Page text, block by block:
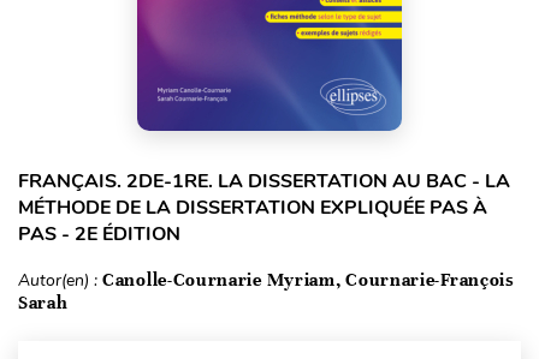
FRANÇAIS. 2DE-1RE. LA DISSERTATION AU BAC - LA
MÉTHODE DE LA DISSERTATION EXPLIQUÉE PAS À
PAS - 2E ÉDITION
Autor(en) : Canolle-Cournarie Myriam, Cournarie-François
Sarah